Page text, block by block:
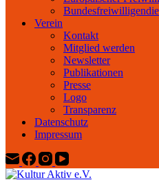
Verein
Kontakt
Mitglied werden
Newsletter
Publikationen
Presse
Logo
Transparenz
Datenschutz
Impressum